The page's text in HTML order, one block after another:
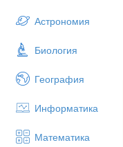
Астрономия
Биология
География
Информатика
Математика